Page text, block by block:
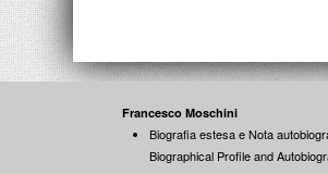
Francesco Moschini
Biografia estesa e Nota
Biographical Profile and